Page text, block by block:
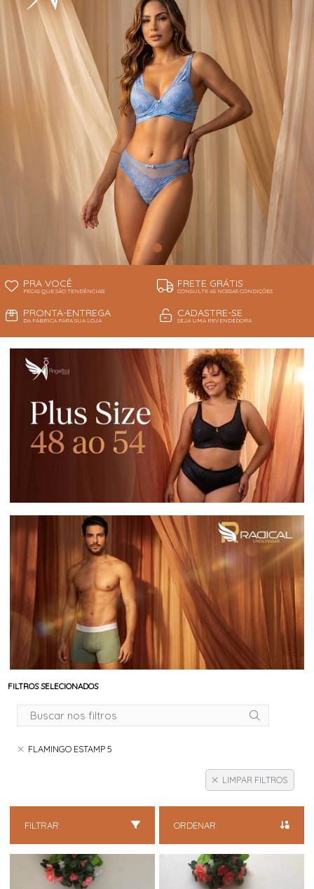
TODOS DE RENDAS & DELICADEZAS
PRA VOCÊ
PEÇAS QUE SÃO TENDÊNCIAS!
FRETE GRÁTIS
CONSULTE AS NOSSAS CONDIÇÕES
PRONTA-ENTREGA
DA FÁBRICA PARA SUA LOJA
CADASTRE-SE
SEJA UMA REVENDEDORA
FILTROS SELECIONADOS
FLAMINGO ESTAMP 5
LIMPAR FILTROS
FILTRAR ORDENAR